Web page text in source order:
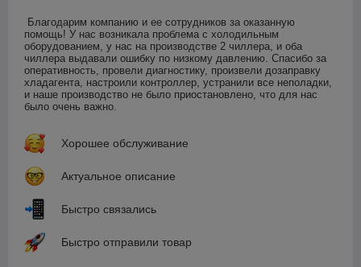
Благодарим компанию и ее сотрудников за оказанную
помощь! У нас возникала проблема с холодильным
оборудованием, у нас на производстве 2 чиллера, и оба
чиллера выдавали ошибку по низкому давлению. Спасибо за
оперативность, провели диагностику, произвели дозаправку
хладагента, настроили контроллер, устранили все неполадки,
и наше производство не было приостановлено, что для нас
было очень важно.
Хорошее обслуживание
Актуальное описание
Быстро связались
Быстро отправили товар